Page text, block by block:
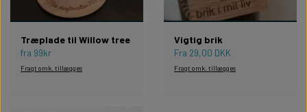
Træplade til Willow tree
fra 99kr
Fragt omk. tillægges
Vigtig brik
Fra 29,00 DKK
Fragt omk. tillægges